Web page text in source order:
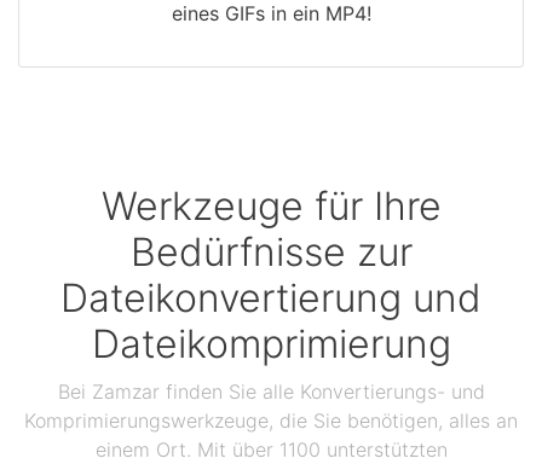
eines GIFs in ein MP4!
Werkzeuge für Ihre
Bedürfnisse zur
Dateikonvertierung und
Dateikomprimierung
Bei Zamzar finden Sie alle Konvertierungs- und
Komprimierungswerkzeuge, die Sie benötigen, alles an
einem Ort. Mit über 1100 unterstützten